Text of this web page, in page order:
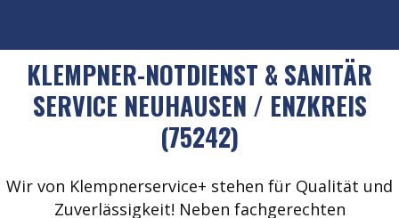
KLEMPNER-NOTDIENST & SANITÄR
SERVICE NEUHAUSEN / ENZKREIS
(75242)
Wir von Klempnerservice+ stehen für Qualität und
Zuverlässigkeit! Neben fachgerechten